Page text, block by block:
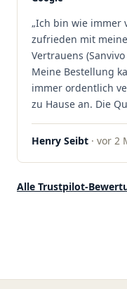
Stelle stehen.
Team von Sanvivo
rundum begeistert!"
„Ich bin wie immer
zufrieden mit
Vertrauens
Meine Bestellung
immer ordentlich
zu Hause an. Die
Blüten ist auch
hohen Niveau, die
ordentlich gelagert,
Henry Seibt · vor 2
Alle Trustpilot-